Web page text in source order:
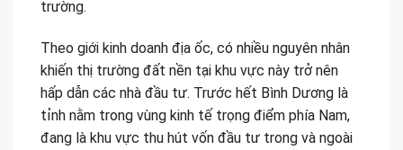
trường.
Theo giới kinh doanh địa ốc, có nhiều nguyên nhân
khiến thị trường đất nền tại khu vực này trở nên
hấp dẫn các nhà đầu tư. Trước hết Bình Dương là
tỉnh nằm trong vùng kinh tế trọng điểm phía Nam,
đang là khu vực thu hút vốn đầu tư trong và ngoài